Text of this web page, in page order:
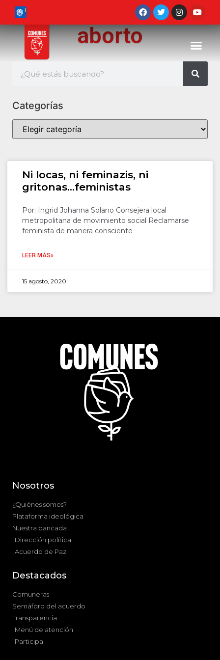
aborto
Categorías
Ni locas, ni feminazis, ni
gritonas…feministas
Por: Ingrid Johanna Solano Consejera local
metropolitana de movimiento social Reclamarse
feminista de manera consciente
LEER MÁS»
15 agosto, 2020
Nosotros
¿Quiénes somos?
Plataforma ideológica
Nuestra bancada
Dirección política
Acuerdo de Paz
Destacados
Comuneras
Semáforo del acuerdo
Transparencia
Menú de atención
Participa